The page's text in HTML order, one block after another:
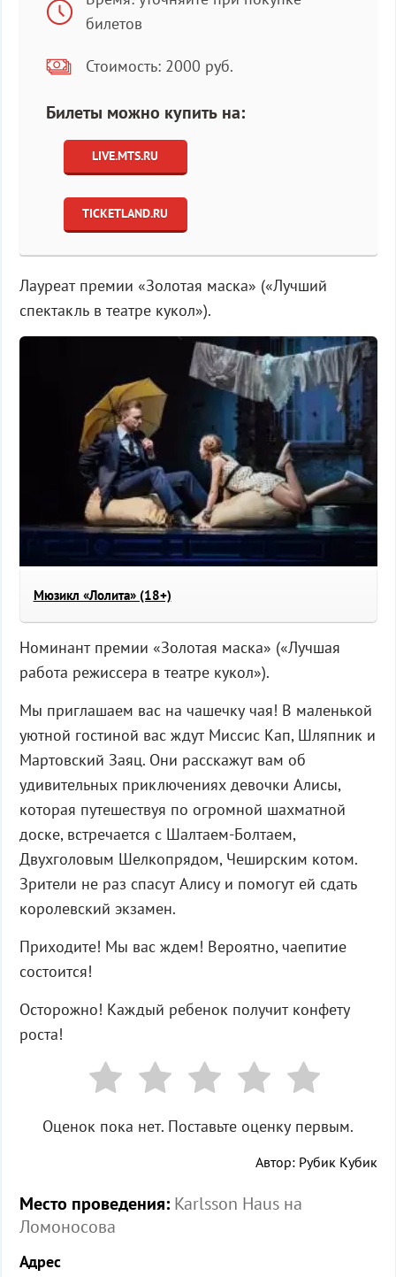
билетов
Стоимость: 2000 руб.
Билеты можно купить на:
LIVE.MTS.RU
TICKETLAND.RU
Лауреат премии «Золотая маска» («Лучший
спектакль в театре кукол»).
Мюзикл «Лолита» (18+)
Номинант премии «Золотая маска» («Лучшая
работа режиссера в театре кукол»).
Мы приглашаем вас на чашечку чая! В маленькой
уютной гостиной вас ждут Миссис Кап, Шляпник и
Мартовский Заяц. Они расскажут вам об
удивительных приключениях девочки Алисы,
которая путешествуя по огромной шахматной
доске, встречается с Шалтаем-Болтаем,
Двухголовым Шелкопрядом, Чеширским котом.
Зрители не раз спасут Алису и помогут ей сдать
королевский экзамен.
Приходите! Мы вас ждем! Вероятно, чаепитие
состоится!
Осторожно! Каждый ребенок получит конфету
роста!
Оценок пока нет. Поставьте оценку первым.
Автор: Рубик Кубик
Место проведения:Karlsson Haus на
Ломоносова
Адрес